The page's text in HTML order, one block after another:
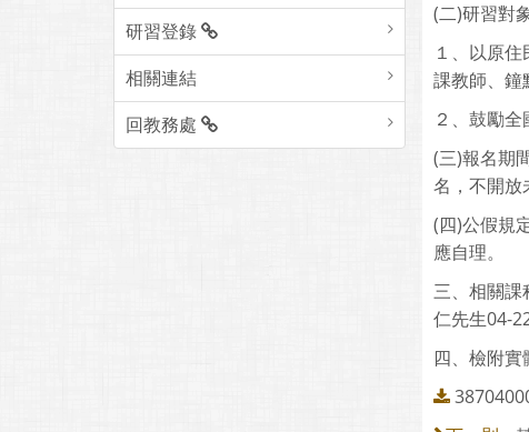
研習登錄
相關連結
回教務處
(二)研習對
１、以原
課教師、鐘
２、鼓勵全
(三)報名期
名，不開放
(四)公假規
應自理。
三、相關課
仁先生04-
四、檢附實